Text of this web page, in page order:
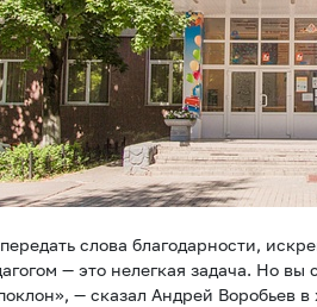
слова благодарности,
— это нелегкая задача. Но
— сказал Андрей Воробьев в